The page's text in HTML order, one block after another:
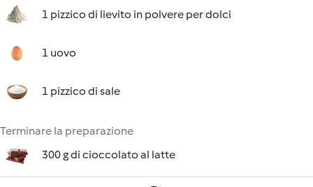
1 pizzico di lievito in polvere per dolci
1 uovo
1 pizzico di sale
Terminare la preparazione
300 g di cioccolato al latte